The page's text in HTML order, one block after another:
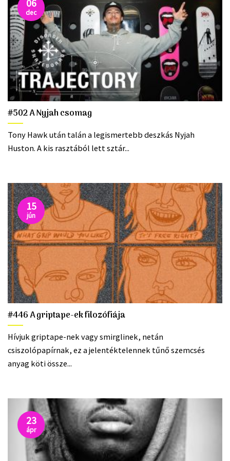
#502 A Nyjah csomag
Tony Hawk után talán a legismertebb deszkás Nyjah
Huston. A kis rasztából lett sztár...
06
dec
#446 A griptape-ek filozófiája
Hívjuk griptape-nek vagy smirglinek, netán
csiszolópapírnak, ez a jelentéktelennek tűnő szemcsés
anyag köti össze...
15
jún
23
ápr